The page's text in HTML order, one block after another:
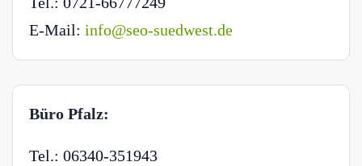
E-Mail: info@seo-suedwest.de
Büro Pfalz:
Tel.: 06340-351943